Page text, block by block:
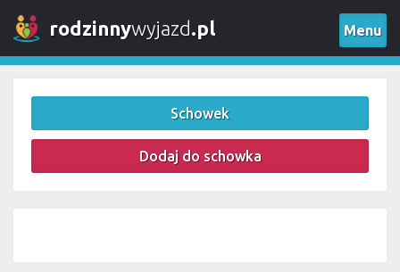
rodzinnywyjazd.pl Menu
Schowek
Dodaj do schowka